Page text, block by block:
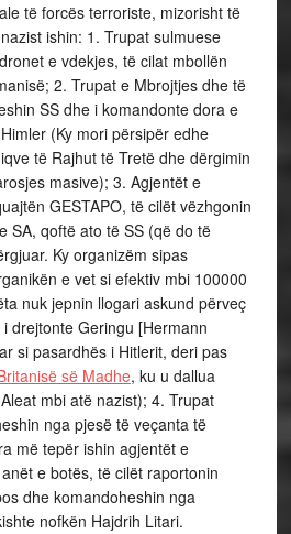
të forcës terroriste, mizorisht të
ishin: 1. Trupat sulmuese
e vdekjes, të cilat mbollën
2. Trupat e Mbrojtjes dhe të
SS dhe i komandonte dora e
(Ky mori përsipër edhe
të Rajhut të Tretë dhe dërgimin
masive); 3. Agjentët e
GESTAPO, të cilët vëzhgonin
SA, qoftë ato të SS (që do të
Ky organizëm sipas
e vet si efektiv mbi 100000
nuk jepnin llogari askund përveç
drejtonte Geringu [Hermann
si pasardhës i Hitlerit, deri pas
së Madhe, ku u dallua
mbi atë nazist); 4. Trupat
nga pjesë të veçanta të
më tepër ishin agjentët e
e botës, të cilët raportonin
dhe komandoheshin nga
nofkën Hajdrih Litari.